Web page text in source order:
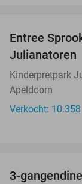
Entree
Julianatoren
Kinderpretpark
Apeldoorn
Verkocht: 10.358
3-